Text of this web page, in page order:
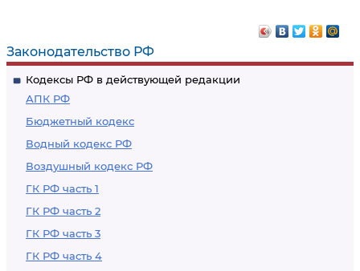
Законодательство РФ
Кодексы РФ в действующей редакции
АПК РФ
Бюджетный кодекс
Водный кодекс РФ
Воздушный кодекс РФ
ГК РФ часть 1
ГК РФ часть 2
ГК РФ часть 3
ГК РФ часть 4